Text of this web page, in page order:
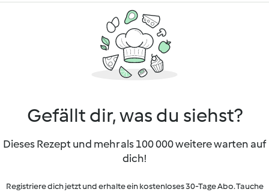
Gefällt dir, was du siehst?
Dieses Rezept und mehr als 100 000 weitere warten auf
dich!
Registriere dich jetzt und erhalte ein kostenloses 30-Tage Abo. Tauche